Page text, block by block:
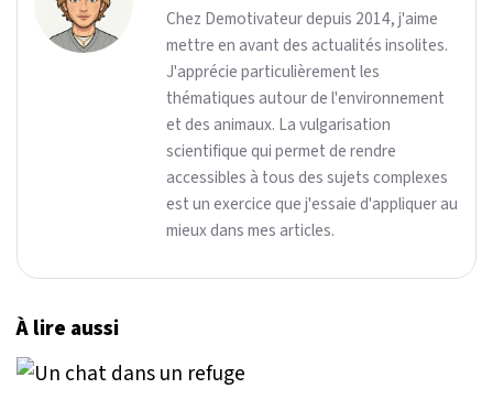
Chez Demotivateur depuis 2014, j'aime
mettre en avant des actualités insolites.
J'apprécie particulièrement les
thématiques autour de l'environnement
et des animaux. La vulgarisation
scientifique qui permet de rendre
accessibles à tous des sujets complexes
est un exercice que j'essaie d'appliquer au
mieux dans mes articles.
À lire aussi